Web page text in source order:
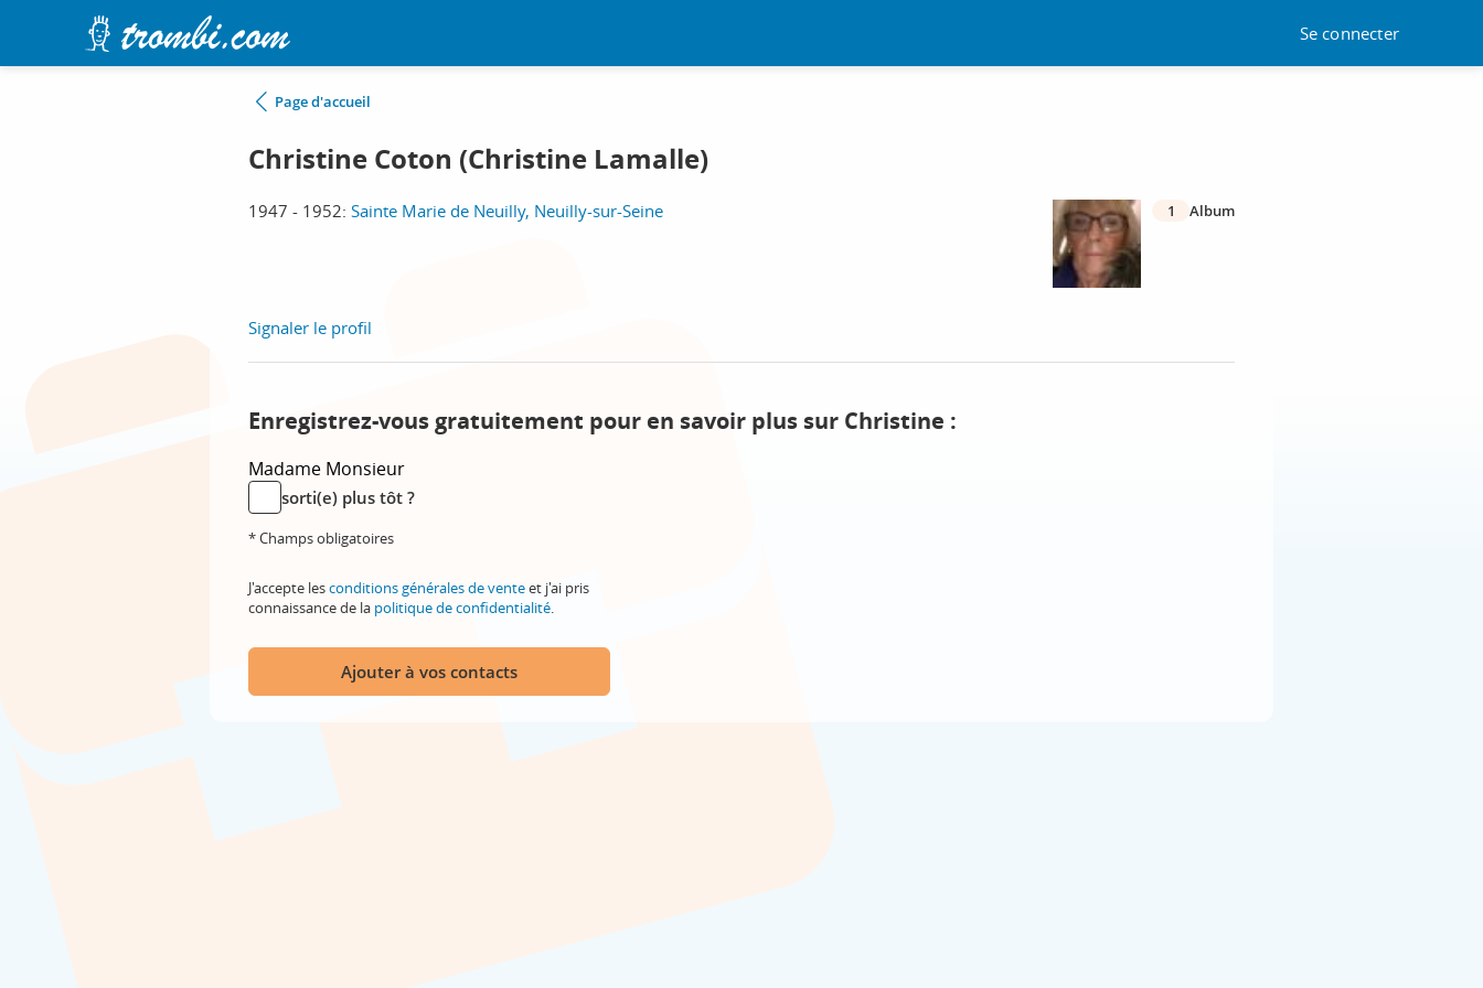
Se connecter
Page d'accueil
Christine Coton (Christine Lamalle)
1947 - 1952: Sainte Marie de Neuilly, Neuilly-sur-Seine 1 Album
Signaler le profil
Enregistrez-vous gratuitement pour en savoir plus sur Christine :
Madame Monsieur
sorti(e) plus tôt ?
* Champs obligatoires
J'accepte lesconditions générales de venteet j'ai pris
connaissance de la politique de confidentialité.
Ajouter à vos contacts